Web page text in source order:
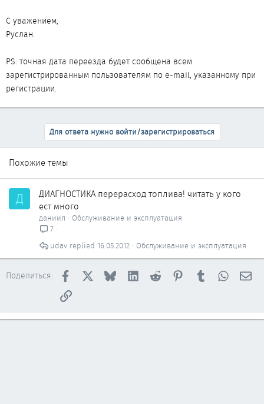
С уважением,
Руслан.
PS: точная дата переезда будет сообщена всем
зарегистрированным пользователям по e-mail, указанному при
регистрации.
Для ответа нужно войти/зарегистрироваться
Похожие темы
Д
ДИАГНОСТИКА перерасход топлива! читать у кого
ест много
даниил
Обслуживание и эксплуатация
7
Обслуживание и эксплуатация
16.05.2012
udav
Поделиться: Facebook BlueskyLinkedInReddit PinterestTumblr
Ссылка